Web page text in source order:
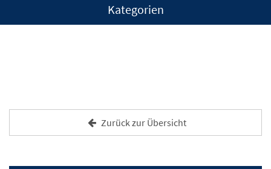
Kategorien
Zurück zur Übersicht